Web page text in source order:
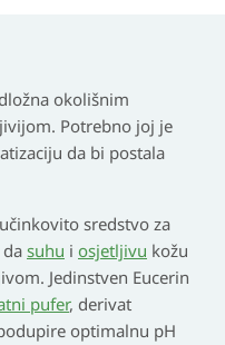
okolišnim
Potrebno joj je
da bi postala
sredstvo za
suhu i osjetljivu kožu
Jedinstven Eucerin
pufer, derivat
optimalnu pH